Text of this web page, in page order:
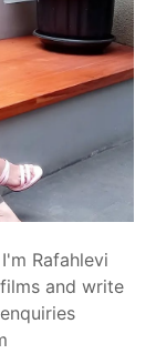
Rafahlevi
and write